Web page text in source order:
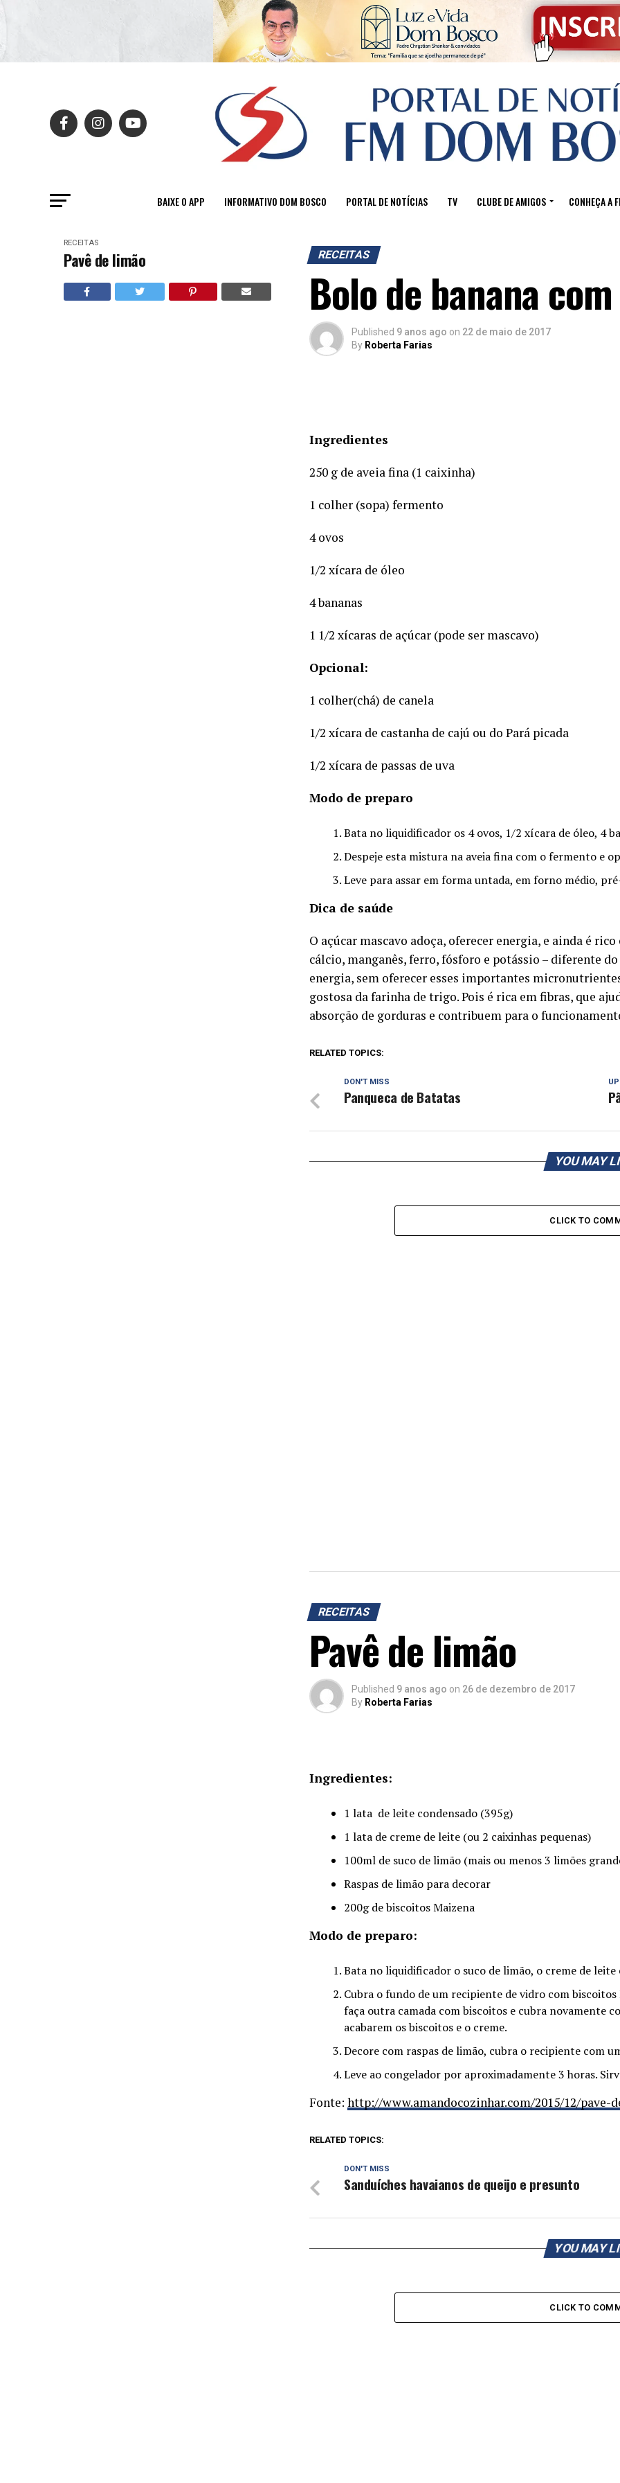
BAIXE O APP INFORMATIVO DOM BOSCO PORTAL DE NOTÍCIAS TV CLUBE DE AMIGOS CONHEÇA A
RECEITAS
Pavê de limão RECEITAS
Bolo de banana
Published 9 anos ago on 22 de maio de 2017
By Roberta Farias
Ingredientes
250 g de aveia fina (1 caixinha)
1 colher (sopa) fermento
4 ovos
1/2 xícara de óleo
4 bananas
1 1/2 xícaras de açúcar (pode ser mascavo)
Opcional:
1 colher(chá) de canela
1/2 xícara de castanha de cajú ou do Pará picada
1/2 xícara de passas de uva
Modo de preparo
Bata no liquidificador os 4 ovos, 1/2 xícara de óleo, 4
Despeje esta mistura na aveia fina com o fermento e
Leve para assar em forma untada, em forno médio,
Dica de saúde
O açúcar mascavo adoça, oferecer energia, e ainda é
cálcio, manganês, ferro, fósforo e potássio – diferente
energia, sem oferecer esses importantes
gostosa da farinha de trigo. Pois é rica em fibras, que
absorção de gorduras e contribuem para o
RELATED TOPICS:
DON'T MISS
Panqueca de Batatas
YOU MAY
CLICK TO
RECEITAS
Pavê de limão
Published 9 anos ago on 26 de dezembro de 2017
By Roberta Farias
Ingredientes:
1 lata de leite condensado (395g)
1 lata de creme de leite (ou 2 caixinhas pequenas)
100ml de suco de limão (mais ou menos 3 limões
Raspas de limão para decorar
200g de biscoitos Maizena
Modo de preparo:
Bata no liquidificador o suco de limão, o creme de leite
Cubra o fundo de um recipiente de vidro com
faça outra camada com biscoitos e cubra novamente
acabarem os biscoitos e o creme.
Decore com raspas de limão, cubra o recipiente com
Leve ao congelador por aproximadamente 3 horas.
Fonte: http://www.amandocozinhar.com/2015/12/
RELATED TOPICS:
DON'T MISS
Sanduíches havaianos de queijo e presunto
YOU MAY
CLICK TO